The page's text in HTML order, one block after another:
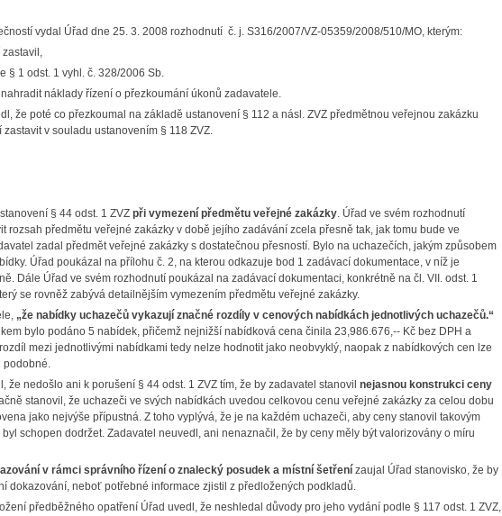
vydal Úřad dne 25. 3. 2008 rozhodnutí č. j. S316/2007/VZ-05359/2008/510/MO, kterým:
zastavil,
§ 1 odst. 1 vyhl. č. 328/2006 Sb.
náklady řízení o přezkoumání úkonů zadavatele.
že poté co přezkoumal na základě ustanovení § 112 a násl. ZVZ předmětnou veřejnou zakázku
v souladu ustanovením § 118 ZVZ.
§ 44 odst. 1 ZVZ při vymezení předmětu veřejné zakázky. Úřad ve svém rozhodnutí
rozsah předmětu veřejné zakázky v době jejího zadávání zcela přesně tak, jak tomu bude ve
zadal předmět veřejné zakázky s dostatečnou přesností. Bylo na uchazečích, jakým způsobem
Úřad poukázal na přílohu č. 2, na kterou odkazuje bod 1 zadávací dokumentace, v níž je
Dále Úřad ve svém rozhodnutí poukázal na zadávací dokumentaci, konkrétně na čl. VII. odst. 1
se rovněž zabývá detailnějším vymezením předmětu veřejné zakázky.
„že nabídky uchazečů vykazují značné rozdíly v cenových nabídkách jednotlivých uchazečů.“
bylo podáno 5 nabídek, přičemž nejnižší nabídková cena činila 23,986.676,-- Kč bez DPH a
mezi jednotlivými nabídkami tedy nelze hodnotit jako neobvyklý, naopak z nabídkových cen lze
podobné.
nedošlo ani k porušení § 44 odst. 1 ZVZ tím, že by zadavatel stanovil nejasnou konstrukci ceny
stanovil, že uchazeči ve svých nabídkách uvedou celkovou cenu veřejné zakázky za celou dobu
jako nejvýše přípustná. Z toho vyplývá, že je na každém uchazeči, aby ceny stanovil takovým
schopen dodržet. Zadavatel neuvedl, ani nenaznačil, že by ceny měly být valorizovány o míru
v rámci správního řízení o znalecký posudek a místní šetření zaujal Úřad stanovisko, že by
dokazování, neboť potřebné informace zjistil z předložených podkladů.
předběžného opatření Úřad uvedl, že neshledal důvody pro jeho vydání podle § 117 odst. 1 ZVZ,